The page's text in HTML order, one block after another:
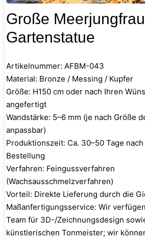
Große
Gartenstatue
Artikelnummer: AFBM-043
Material: Bronze / Messing / Kupfer
Größe: H150 cm oder nach Ihren
angefertigt
Wandstärke: 5–6 mm (je nach Größe
anpassbar)
Produktionszeit: Ca. 30–50 Tage
Bestellung
Verfahren: Feingussverfahren
(Wachsausschmelzverfahren)
Vorteil: Direkte Lieferung durch die
Maßanfertigungsservice: Wir
Team für 3D-/Zeichnungsdesign
künstlerischen Tonmeister; wir